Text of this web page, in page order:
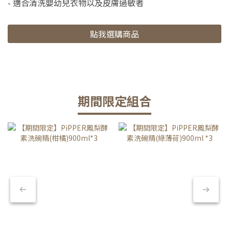
- 適合清洗嬰幼兒衣物以及皮膚過敏者
點我選購商品
期間限定組合